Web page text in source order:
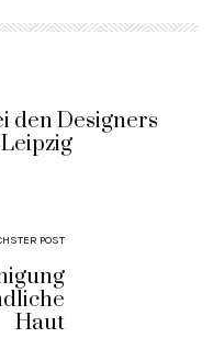
den Designers
POST
Haut